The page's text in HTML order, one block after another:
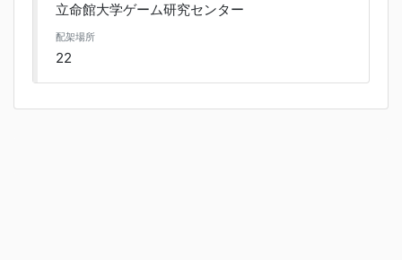
立命館大学ゲーム研究センター
配架場所
22